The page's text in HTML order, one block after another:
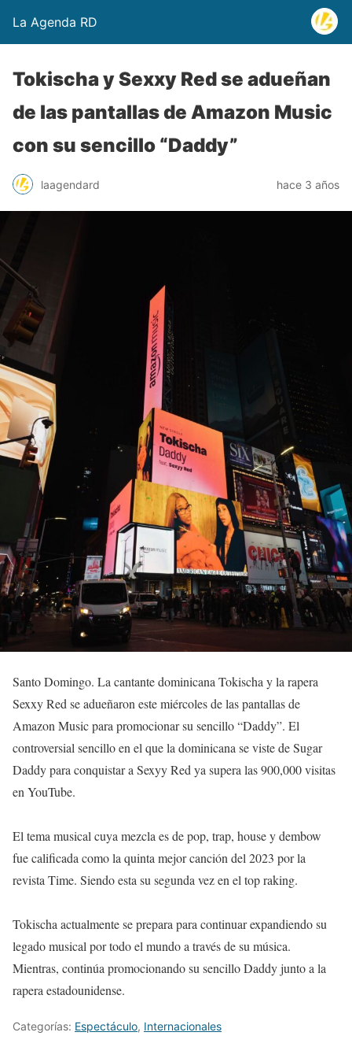
La Agenda RD
Tokischa y Sexxy Red se adueñan
de las pantallas de Amazon Music
con su sencillo “Daddy”
laagendard hace 3 años
Santo Domingo. La cantante dominicana Tokischa y la rapera
Sexxy Red se adueñaron este miércoles de las pantallas de
Amazon Music para promocionar su sencillo “Daddy”. El
controversial sencillo en el que la dominicana se viste de Sugar
Daddy para conquistar a Sexyy Red ya supera las 900,000 visitas
en YouTube.
El tema musical cuya mezcla es de pop, trap, house y dembow
fue calificada como la quinta mejor canción del 2023 por la
revista Time. Siendo esta su segunda vez en el top raking.
Tokischa actualmente se prepara para continuar expandiendo su
legado musical por todo el mundo a través de su música.
Mientras, continúa promocionando su sencillo Daddy junto a la
rapera estadounidense.
Categorías: Espectáculo, Internacionales